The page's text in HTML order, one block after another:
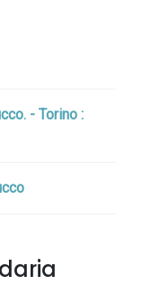
- Torino :